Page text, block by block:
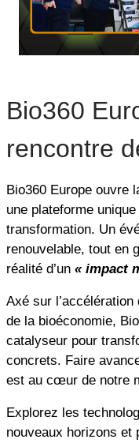
Bio360
rencontre
Bio360 Europe ouvre
une plateforme
transformation. Un
renouvelable, tout en
réalité d’un « impact
Axé sur
de la bioéconomie,
catalyseur pour
concrets. Faire
est au cœur de notre
Explorez les
nouveaux horizons et